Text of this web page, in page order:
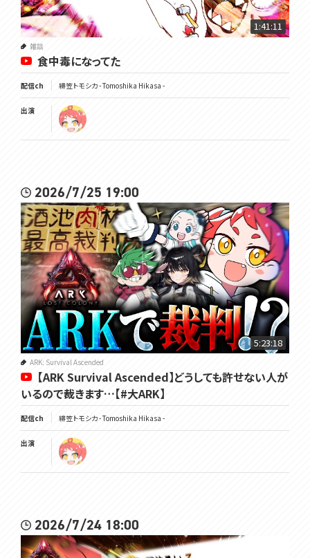
1:41:11
雑談
食中毒になってた
配信ch 緋笠トモシカ - Tomoshika Hikasa -
出演
2026/7/25 19:00
5:23:18
ARK: Survival Ascended
【ARK Survival Ascended】どうしても許せない人が
いるので裁きます…【#大ARK】
配信ch 緋笠トモシカ - Tomoshika Hikasa -
出演
2026/7/24 18:00